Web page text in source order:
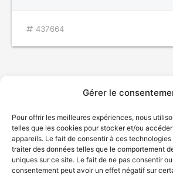
Gérer le
Pour offrir les meilleures expériences, nous
telles que les cookies pour stocker et/ou
appareils. Le fait de consentir à ces
traiter des données telles que le comportement
uniques sur ce site. Le fait de ne pas consentir
consentement peut avoir un effet négatif sur
437664